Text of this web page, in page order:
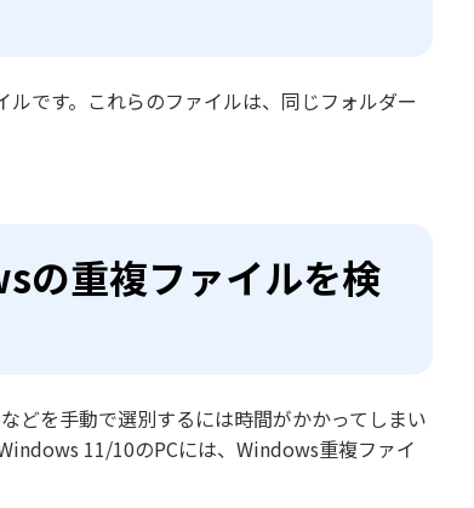
です。これらのファイルは、同じフォルダー
の重複ファイルを検
どを手動で選別するには時間がかかってしまい
11/10のPCには、Windows重複ファイ